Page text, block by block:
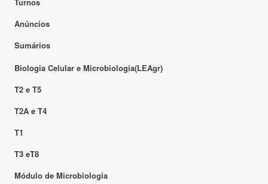
Anúncios
Sumários
Biologia Celular e Microbiologia(LEAgr)
T2 e T5
T2A e T4
T1
T3 eT8
Módulo de Microbiologia